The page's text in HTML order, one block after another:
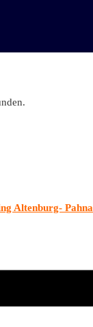
Altenburg- Pahna